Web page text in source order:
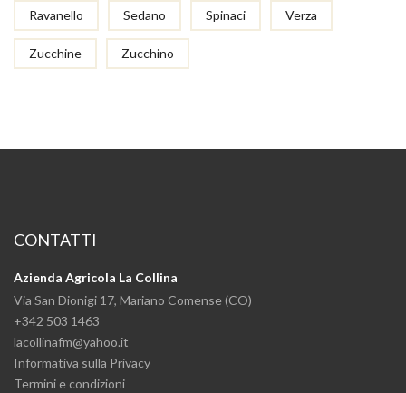
Ravanello Sedano Spinaci Verza
Zucchine Zucchino
CONTATTI
Azienda Agricola La Collina
Via San Dionigi 17, Mariano Comense (CO)
+342 503 1463
lacollinafm@yahoo.it
Informativa sulla Privacy
Termini e condizioni